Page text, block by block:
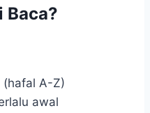
Baca?
(hafal A-Z)
awal